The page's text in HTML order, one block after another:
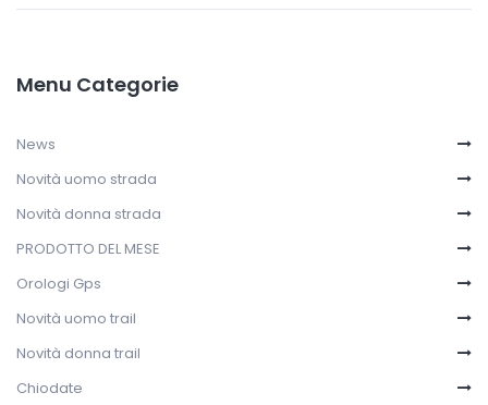
Menu Categorie
News
Novità uomo strada
Novità donna strada
PRODOTTO DEL MESE
Orologi Gps
Novità uomo trail
Novità donna trail
Chiodate